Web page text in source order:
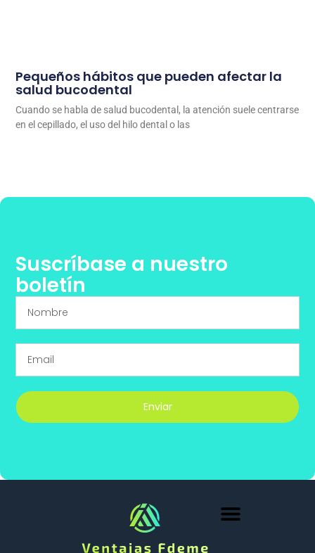
Pequeños hábitos que pueden afectar la
salud bucodental
Cuando se habla de salud bucodental, la atención suele centrarse
en el cepillado, el uso del hilo dental o las
Suscríbase a nuestro
boletín
Enviar